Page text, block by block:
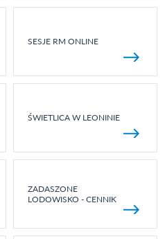
SESJE RM ONLINE
ŚWIETLICA W LEONINIE
ZADASZONE
LODOWISKO - CENNIK